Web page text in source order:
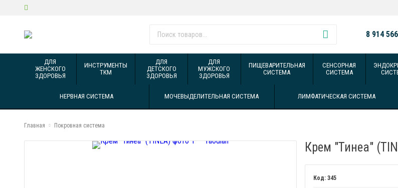
8 914
ДЛЯ
ЖЕНСКОГО
ЗДОРОВЬЯ
ИНСТРУМЕНТЫ
ТКМ
ДЛЯ
ДЕТСКОГО
ЗДОРОВЬЯ
ДЛЯ
МУЖСКОГО
ЗДОРОВЬЯ
ПИЩЕВАРИТЕЛЬНАЯ
СИСТЕМА
СЕНСОРНАЯ
СИСТЕМА
НЕРВНАЯ СИСТЕМА МОЧЕВЫДЕЛИТЕЛЬНАЯ СИСТЕМА ЛИМФАТИЧЕСКАЯ СИСТЕМА
Главная Покровная система
Крем "Тинеа"
345